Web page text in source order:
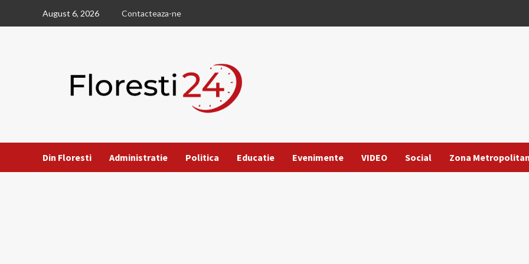
August 6, 2026 Contacteaza-ne
Din Floresti Administratie Politica Educatie Evenimente VIDEO Social Zona